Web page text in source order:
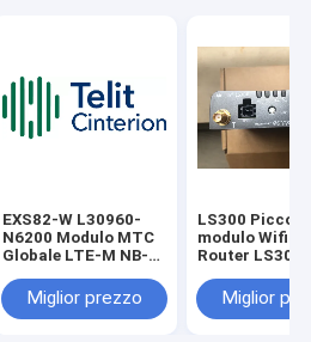
EXS82-W L30960-
N6200 Modulo MTC
Globale LTE-M NB-
Il modulo Wireless
IoT è alla guida
Miglior prezzo
LS300 Piccolo
modulo Wifi
Router LS300
Gateway
Miglior